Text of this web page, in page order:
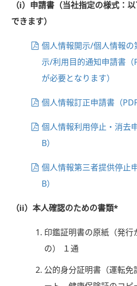
（i）申請書（当社指定の様式：
できます）
個人情報開示/個人情報の
示/利用目的通知申請書（
が必要となります）
個人情報訂正申請書（PDF
個人情報利用停止・消去
B）
個人情報第三者提供停止
B）
（ii）本人確認のための書類*
印鑑証明書の原紙（発行
の） １通
公的身分証明書（運転